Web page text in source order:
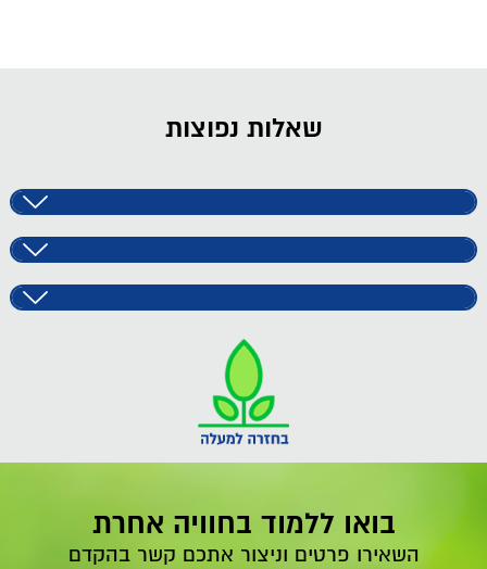
שאלות נפוצות
בואו ללמוד בחוויה אחרת
השאירו פרטים וניצור אתכם קשר בהקדם